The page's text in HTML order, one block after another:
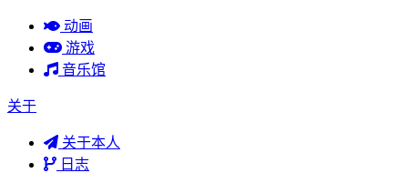
动画
游戏
音乐馆
关于
关于本人
日志